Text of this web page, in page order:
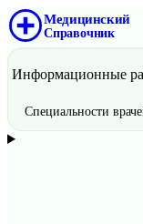
Медицинский
Справочник
Информационные
Специальности